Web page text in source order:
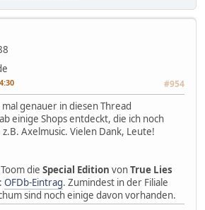
#954
genauer in diesen Thread
einige Shops entdeckt, die ich noch
Axelmusic. Vielen Dank, Leute!
die Special Edition vonTrue Lies
OFDb-Eintrag. Zumindest in der Filiale
sind noch einige davon vorhanden.